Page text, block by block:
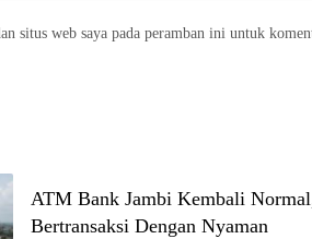
situs web saya pada peramban ini untuk
ATM Bank Jambi Kembali
Bertransaksi Dengan Nyaman